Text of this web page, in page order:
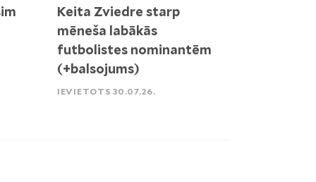
Keita Zviedre starp
mēneša labākās
futbolistes nominantēm
(+balsojums)
IEVIETOTS 30.07.26.